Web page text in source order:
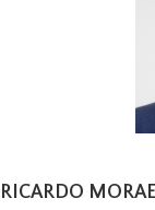
RICARDO